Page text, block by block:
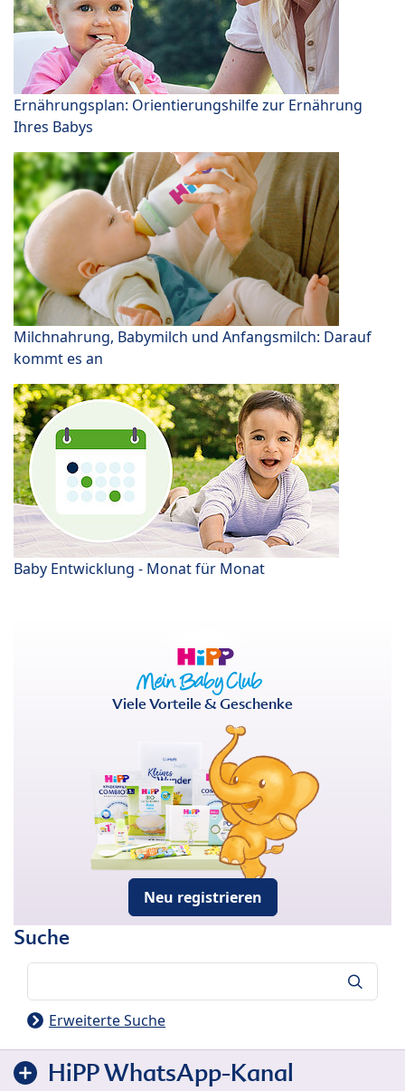
Ernährungsplan: Orientierungshilfe zur Ernährung
Ihres Babys
Milchnahrung, Babymilch und Anfangsmilch: Darauf
kommt es an
Baby Entwicklung - Monat für Monat
Viele Vorteile & Geschenke
Neu registrieren
Suche
Erweiterte Suche
HiPP WhatsApp-Kanal